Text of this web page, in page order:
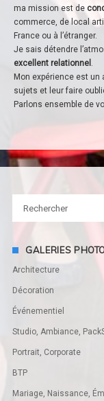
ma mission est de
commerce, de local
France ou à l’étranger.
Je sais détendre
excellent relationnel .
Mon expérience est
sujets et leur faire
Parlons ensemble de
GALERIES
Architecture
Décoration
Événementiel
Studio, Ambiance,
Portrait, Corporate
BTP
Mariage, Naissance,